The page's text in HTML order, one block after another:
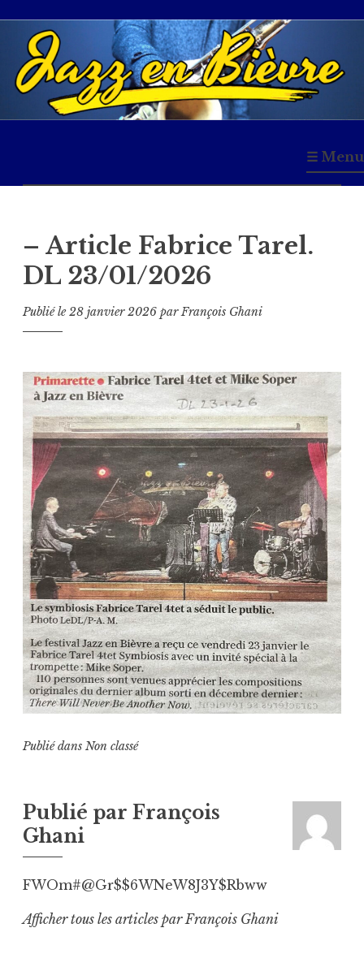
Accéder
contenu
principal
☰ Menu
– Article Fabrice Tarel.
DL 23/01/2026
Publié le28 janvier 2026 parFrançois Ghani
Publié dans Non classé
Publié par François
Ghani
FWOm#@Gr$$6WNeW8J3Y$Rbww
Afficher tous les articles par François Ghani